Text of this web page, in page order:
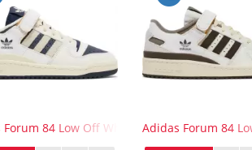
Tint
Forum 84 Low Off White Collegiate Navy
Adidas Forum 84